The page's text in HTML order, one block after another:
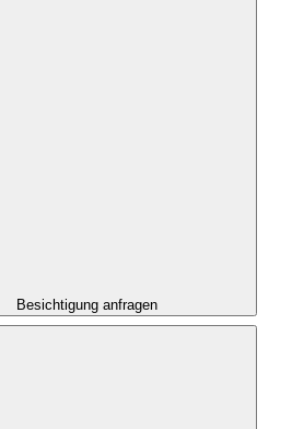
Besichtigung anfragen